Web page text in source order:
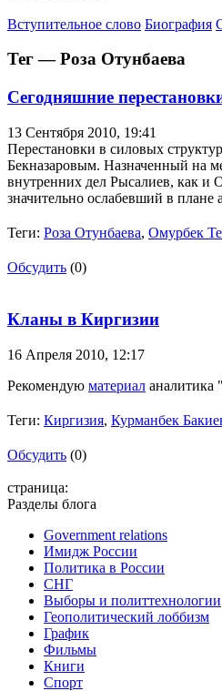
Вступительное слово Биография
Тег — Роза Отунбаева
Сегодняшние
13 Сентября 2010, 19:41
Перестановки в силовых
Бекназаровым. Назначенный на
внутренних дел Рысалиев, как и
значительно ослабевший в
Теги: Роза Отунбаева, Омурбек
Обсудить (0)
Кланы в Киргизии
16 Апреля 2010, 12:17
Рекомендую материал аналитика
Теги: Киргизия, Курманбек
Обсудить (0)
страница:
Разделы блога
Government relations
Имидж России
Политика в России
СНГ
Выборы и политтехнологии
Геополитический лоббизм
График
Фильмы
Книги
Спорт